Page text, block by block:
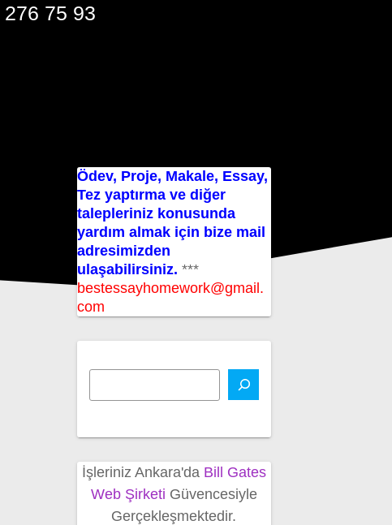
75 93
Ödev, Proje, Makale, Essay,
Tez yaptırma ve diğer
talepleriniz konusunda
yardım almak için bize mail
adresimizden
ulaşabilirsiniz. ***
bestessayhomework@gmail.
com
İşleriniz Ankara'da Bill Gates
Web Şirketi Güvencesiyle
Gerçekleşmektedir.